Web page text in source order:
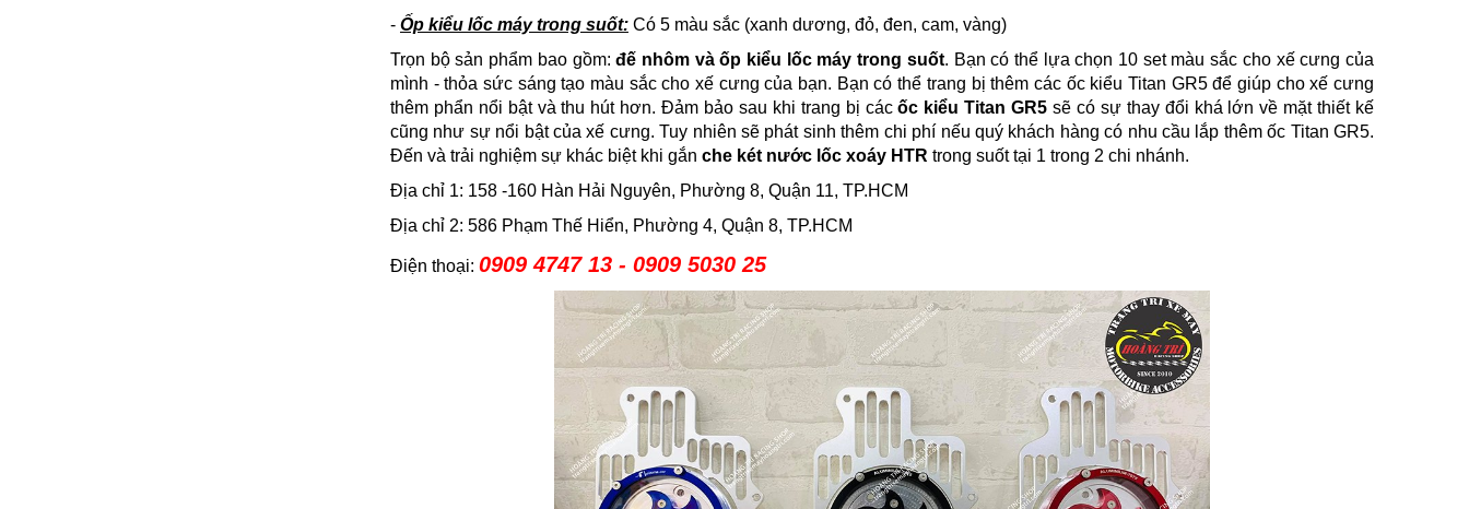
- Ốp kiểu lốc máy trong suốt:Có 5 màu sắc (xanh dương, đỏ, đen, cam, vàng)
Trọn bộ sản phẩm bao gồm:đế nhôm và ốp kiểu lốc máy trong suốt. Bạn có thể lựa chọn 10 set màu sắc cho xế cưng của
mình - thỏa sức sáng tạo màu sắc cho xế cưng của bạn. Bạn có thể trang bị thêm các ốc kiểu Titan GR5 để giúp cho xế cưng
thêm phẩn nổi bật và thu hút hơn. Đảm bảo sau khi trang bị cácốc kiểu Titan GR5 sẽ có sự thay đổi khá lớn về mặt thiết kế
cũng như sự nổi bật của xế cưng. Tuy nhiên sẽ phát sinh thêm chi phí nếu quý khách hàng có nhu cầu lắp thêm ốc Titan GR5.
Đến và trải nghiệm sự khác biệt khi gắn che két nước lốc xoáy HTR trong suốt tại 1 trong 2 chi nhánh.
Địa chỉ 1: 158 -160 Hàn Hải Nguyên, Phường 8, Quận 11, TP.HCM
Địa chỉ 2: 586 Phạm Thế Hiển, Phường 4, Quận 8, TP.HCM
Điện thoại: 0909 4747 13 - 0909 5030 25